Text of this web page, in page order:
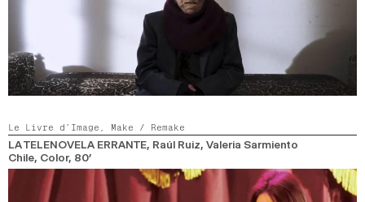
Le Livre d’Image, Make / Remake
LA TELENOVELA ERRANTE, Raúl Ruiz, Valeria Sarmiento
Chile, Color, 80’